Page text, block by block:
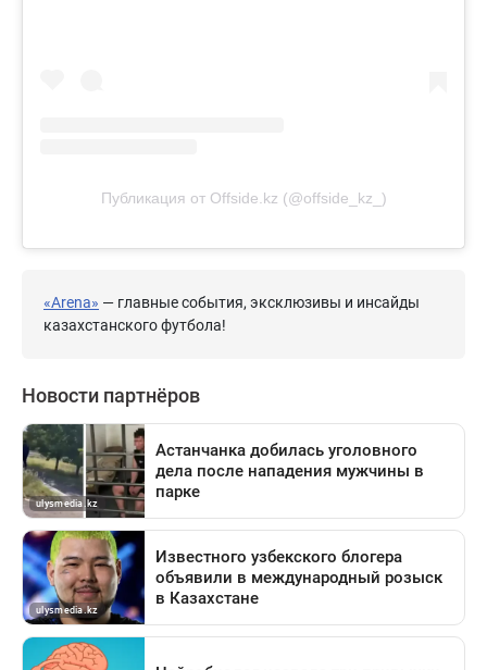
Публикация от Offside.kz (@offside_kz_)
«Arena» — главные события, эксклюзивы и инсайды
казахстанского футбола!